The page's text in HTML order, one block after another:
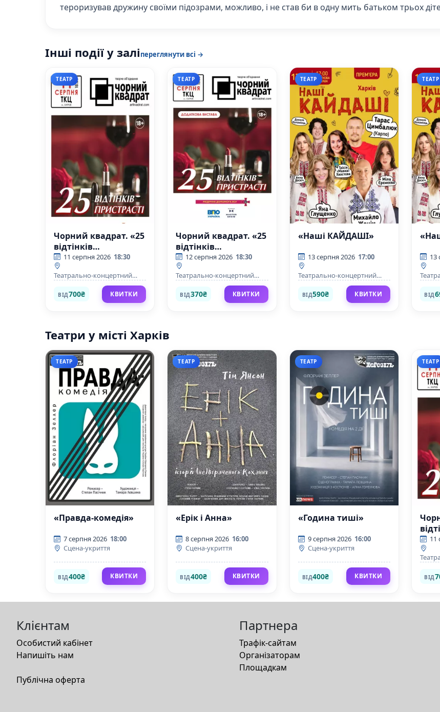
тероризував дружину своїми підозрами, можливо, і не став би в одну мить батьком трьох
Інші події у заліпереглянути всі →
ТЕАТР
Чорний квадрат. «25
відтінків
пристрасті»
11 серпня 2026 18:30
Театрально-концертний
ВІД700₴ КВИТКИ
ТЕАТР
Чорний квадрат. «25
відтінків
пристрасті»
12 серпня 2026 18:30
Театрально-концертний
ВІД370₴ КВИТКИ
ТЕАТР
«Наші КАЙДАШІ»
13 серпня 2026 17:00
Театрально-концертний
ВІД590₴ КВИТКИ
ТЕАТР
13
ВІД
Театри у місті Харків
ТЕАТР
«Правда-комедія»
7 серпня 2026 18:00
Сцена-укриття
ВІД400₴ КВИТКИ
ТЕАТР
«Ерік і Анна»
8 серпня 2026 16:00
Сцена-укриття
ВІД400₴ КВИТКИ
ТЕАТР
«Година тиші»
9 серпня 2026 16:00
Сцена-укриття
ВІД400₴ КВИТКИ
ТЕАТР
11
ВІД
Клієнтам
Особистий кабінет
Напишіть нам
Публічна оферта
Партнера
Трафік-сайтам
Організаторам
Площадкам